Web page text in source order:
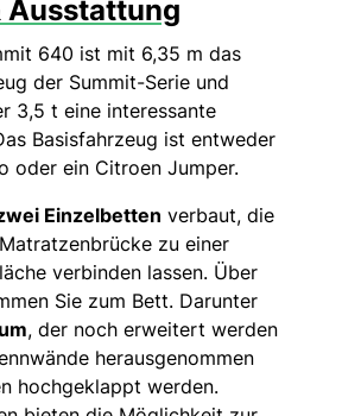
Ausstattung
640 ist mit 6,35 m das
der Summit-Serie und
3,5 t eine interessante
Basisfahrzeug ist entweder
oder ein Citroen Jumper.
Einzelbetten verbaut, die
zu einer
verbinden lassen. Über
Sie zum Bett. Darunter
, der noch erweitert werden
herausgenommen
hochgeklappt werden.